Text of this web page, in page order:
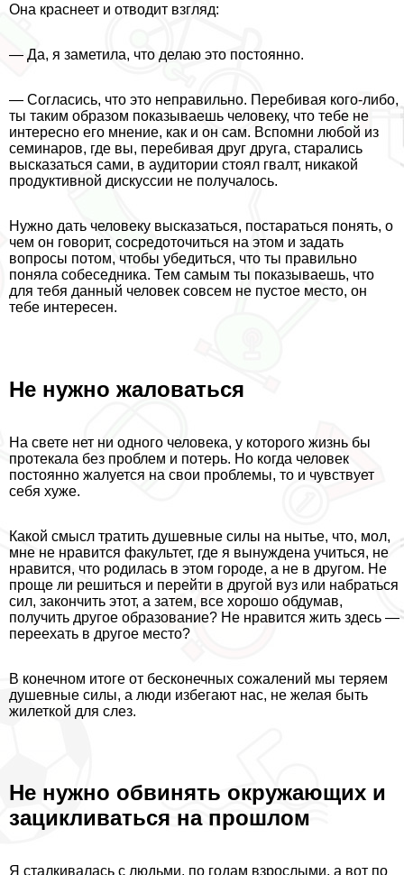
Она краснеет и отводит взгляд:
— Да, я заметила, что делаю это постоянно.
— Согласись, что это неправильно. Перебивая кого-либо,
ты таким образом показываешь человеку, что тебе не
интересно его мнение, как и он сам. Вспомни любой из
семинаров, где вы, перебивая друг друга, старались
высказаться сами, в аудитории стоял гвалт, никакой
продуктивной дискуссии не получалось.
Нужно дать человеку высказаться, постараться понять, о
чем он говорит, сосредоточиться на этом и задать
вопросы потом, чтобы убедиться, что ты правильно
поняла собеседника. Тем самым ты показываешь, что
для тебя данный человек совсем не пустое место, он
тебе интересен.
Не нужно жаловаться
На свете нет ни одного человека, у которого жизнь бы
протекала без проблем и потерь. Но когда человек
постоянно жалуется на свои проблемы, то и чувствует
себя хуже.
Какой смысл тратить душевные силы на нытье, что, мол,
мне не нравится факультет, где я вынуждена учиться, не
нравится, что родилась в этом городе, а не в другом. Не
проще ли решиться и перейти в другой вуз или набраться
сил, закончить этот, а затем, все хорошо обдумав,
получить другое образование? Не нравится жить здесь —
переехать в другое место?
В конечном итоге от бесконечных сожалений мы теряем
душевные силы, а люди избегают нас, не желая быть
жилеткой для слез.
Не нужно обвинять окружающих и
зацикливаться на прошлом
Я сталкивалась с людьми, по годам взрослыми, а вот по